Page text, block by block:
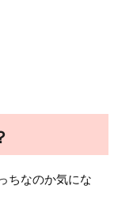
ちなのか気にな